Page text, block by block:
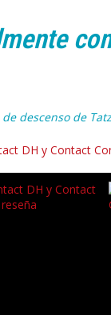
descenso de